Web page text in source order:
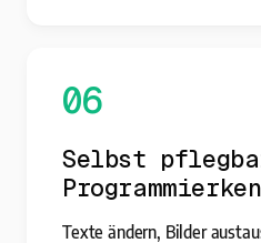
06
Selbst
Texte ändern, Bilder